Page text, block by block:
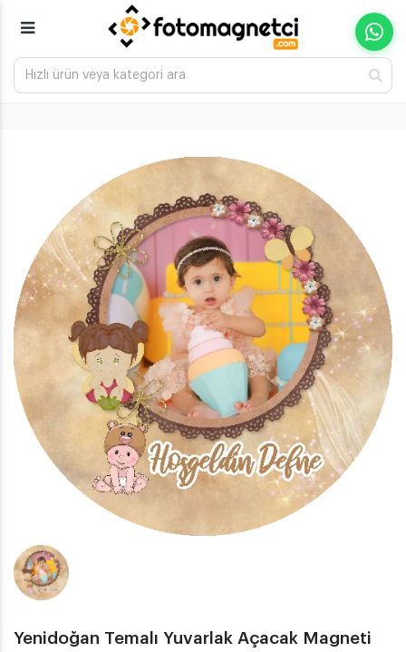
Yenidoğan Temalı Yuvarlak Açacak Magneti